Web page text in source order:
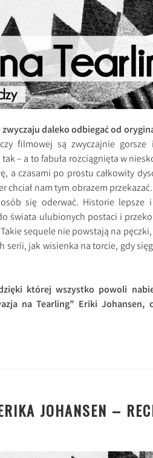
daleko odbiegać od
filmowej są zwyczajnie
– a to fabuła rozciągnięta w
a czasami po prostu całkowity
chciał nam tym obrazem
się oderwać. Historie lepsze
świata ulubionych postaci i
sequele nie powstają na
serii, jak wisienka na torcie, gdy
której wszystko powoli
na Tearling” Eriki Johansen,
JOHANSEN –